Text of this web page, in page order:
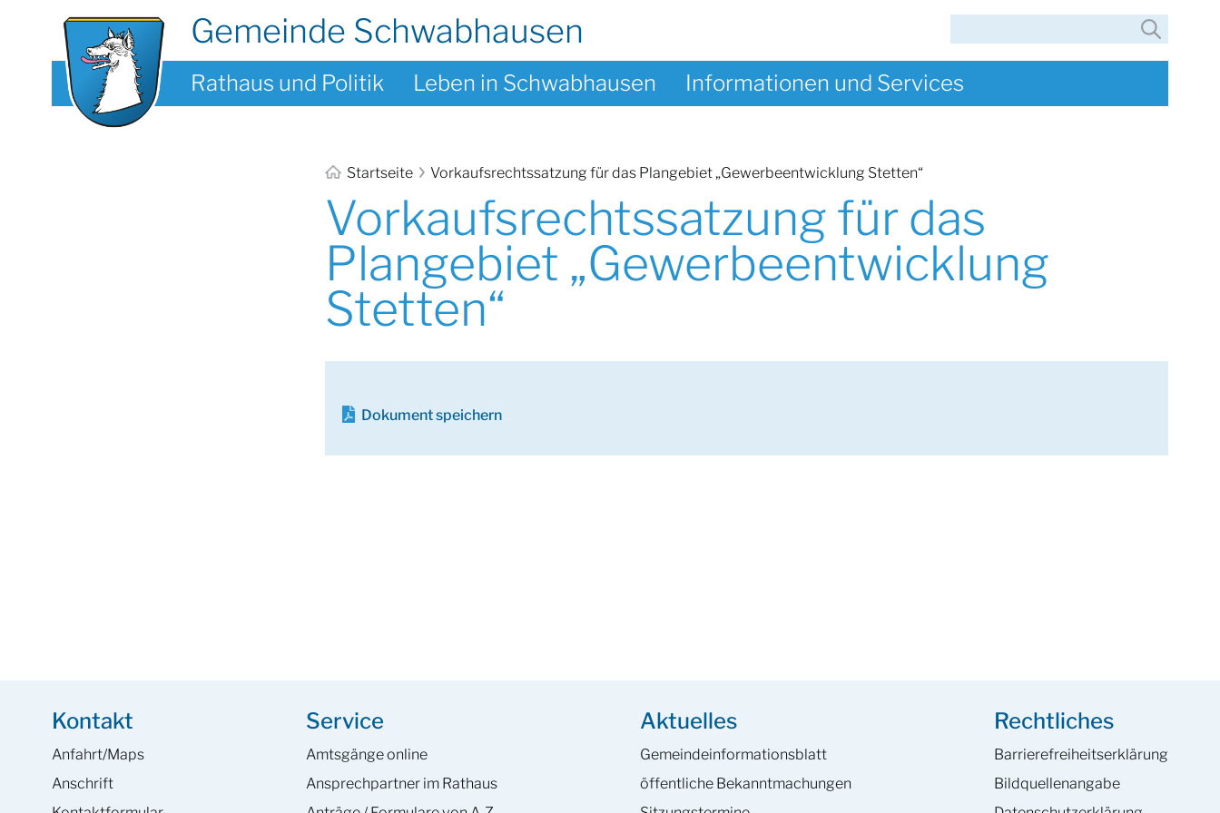
Gemeinde Schwabhausen
Rathaus und Politik Leben in Schwabhausen Informationen und Services
Startseite Vorkaufsrechtssatzung für das Plangebiet „Gewerbeentwicklung Stetten“
Vorkaufsrechtssatzung für das
Plangebiet „Gewerbeentwicklung
Stetten“
Dokument speichern
Kontakt
Anfahrt/Maps
Anschrift
Service
Amtsgänge online
Ansprech­partner im Rathaus
Aktuelles
Gemeinde­informations­blatt
öffentliche Bekanntmachungen
Rechtliches
Barrierefreiheits­erklärung
Bildquellenangabe